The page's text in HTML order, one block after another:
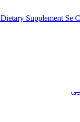
Dietary Supplement Se